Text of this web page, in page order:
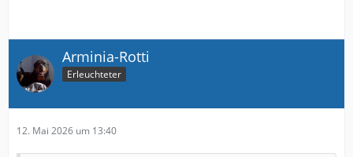
Arminia-Rotti
Erleuchteter
12. Mai 2026 um 13:40